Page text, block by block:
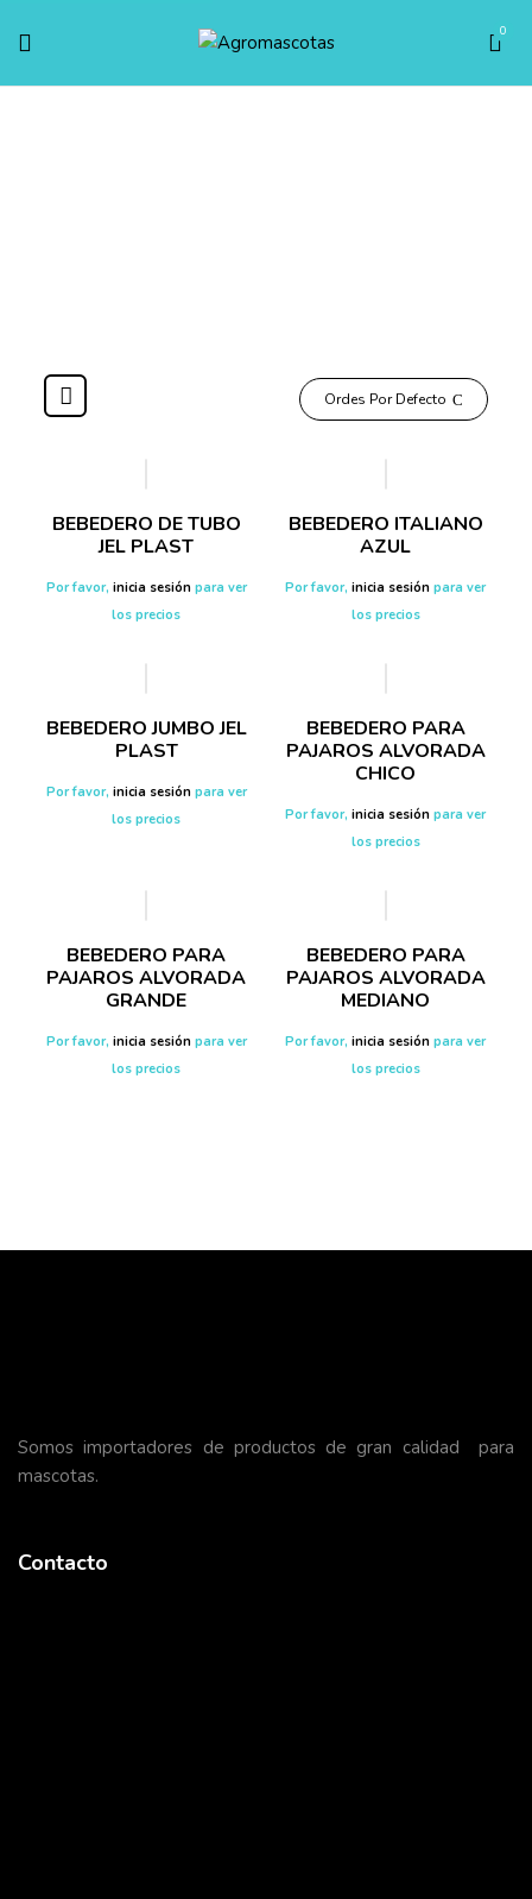
0
Ordes Por Defecto
BEBEDERO DE TUBO
JEL PLAST
Por favor, inicia sesiónpara ver
los precios
BEBEDERO ITALIANO
AZUL
Por favor,inicia sesión para ver
los precios
BEBEDERO JUMBO JEL
PLAST
Por favor, inicia sesiónpara ver
los precios
BEBEDERO PARA
PAJAROS ALVORADA
CHICO
Por favor,inicia sesión para ver
los precios
BEBEDERO PARA
PAJAROS ALVORADA
GRANDE
Por favor, inicia sesiónpara ver
los precios
BEBEDERO PARA
PAJAROS ALVORADA
MEDIANO
Por favor,inicia sesión para ver
los precios
Somos importadores de productos de gran calidad para
mascotas.
Contacto